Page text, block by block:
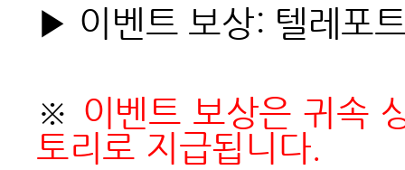
▶ 이벤트 보상: 텔레포
※ 이벤트 보상은 귀속
토리로 지급됩니다.